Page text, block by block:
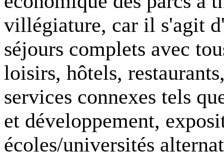
villégiature, car il s'agit
séjours complets avec
loisirs, hôtels,
services connexes tels
et développement,
écoles/universités